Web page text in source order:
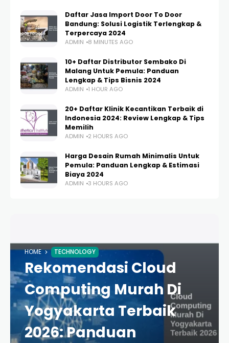
Daftar Jasa Import Door To Door
Bandung: Solusi Logistik Terlengkap &
Terpercaya 2024
ADMIN 8 MINUTES AGO
10+ Daftar Distributor Sembako Di
Malang Untuk Pemula: Panduan
Lengkap & Tips Bisnis 2024
ADMIN 1 HOUR AGO
20+ Daftar Klinik Kecantikan Terbaik di
Indonesia 2024: Review Lengkap & Tips
Memilih
ADMIN 2 HOURS AGO
Harga Desain Rumah Minimalis Untuk
Pemula: Panduan Lengkap & Estimasi
Biaya 2024
ADMIN 3 HOURS AGO
HOME TECHNOLOGY
Rekomendasi Cloud
Computing Murah Di
Yogyakarta Terbaik
2026: Panduan